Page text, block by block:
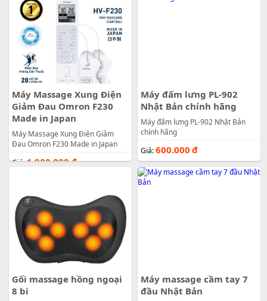
Máy Massage Xung Điện
Giảm Đau Omron F230
Made in Japan
Máy Massage Xung Điện Giảm
Đau Omron F230 Made in Japan
Giá:1.900.000đ
Máy đấm lưng PL-902
Nhật Bản chính hãng
Máy đấm lưng PL-902 Nhật Bản
chính hãng
Giá:600.000 đ
Gối massage hồng ngoại
8 bi
Máy massage cầm tay 7
đầu Nhật Bản